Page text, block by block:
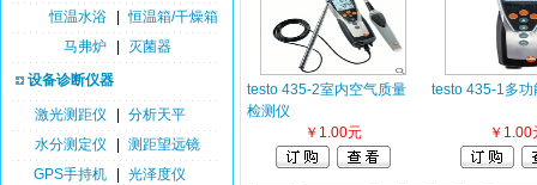
恒温水浴
恒温箱/干燥箱
马弗炉
灭菌器
设备诊断仪器
激光测距仪
分析天平
水分测定仪
测距望远镜
GPS手持机
光泽度仪
testo 435-2室内空气质量
检测仪
￥1.00元
testo 435-1多功
￥1.00